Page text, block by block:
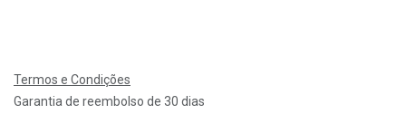
Termos e Condições
Garantia de reembolso de 30 dias